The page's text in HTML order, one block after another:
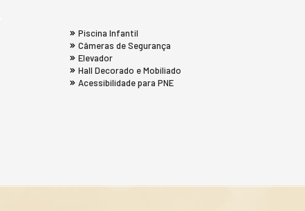
Piscina Infantil
Câmeras de Segurança
Elevador
Hall Decorado e Mobiliado
Acessibilidade para PNE